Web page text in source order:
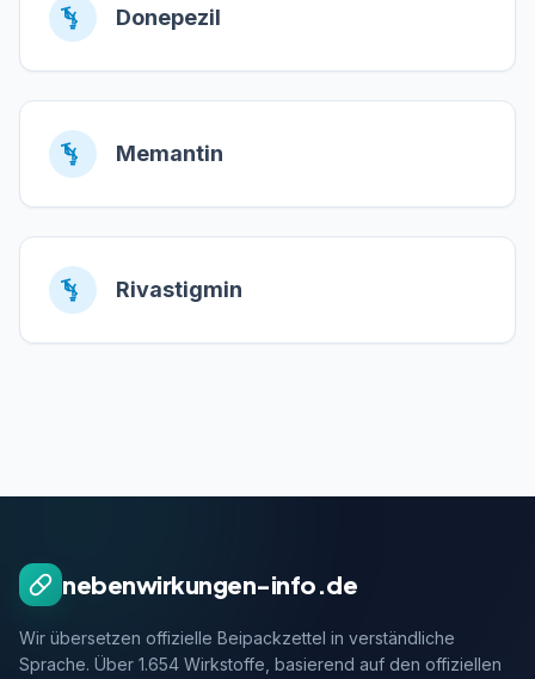
Donepezil
Memantin
Rivastigmin
nebenwirkungen-info.de
Wir übersetzen offizielle Beipackzettel in verständliche
Sprache. Über 1.654 Wirkstoffe, basierend auf den offiziellen